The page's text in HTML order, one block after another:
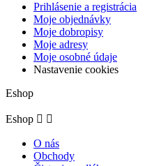
Prihlásenie a registrácia
Moje objednávky
Moje dobropisy
Moje adresy
Moje osobné údaje
Nastavenie cookies
Eshop
Eshop  
O nás
Obchody